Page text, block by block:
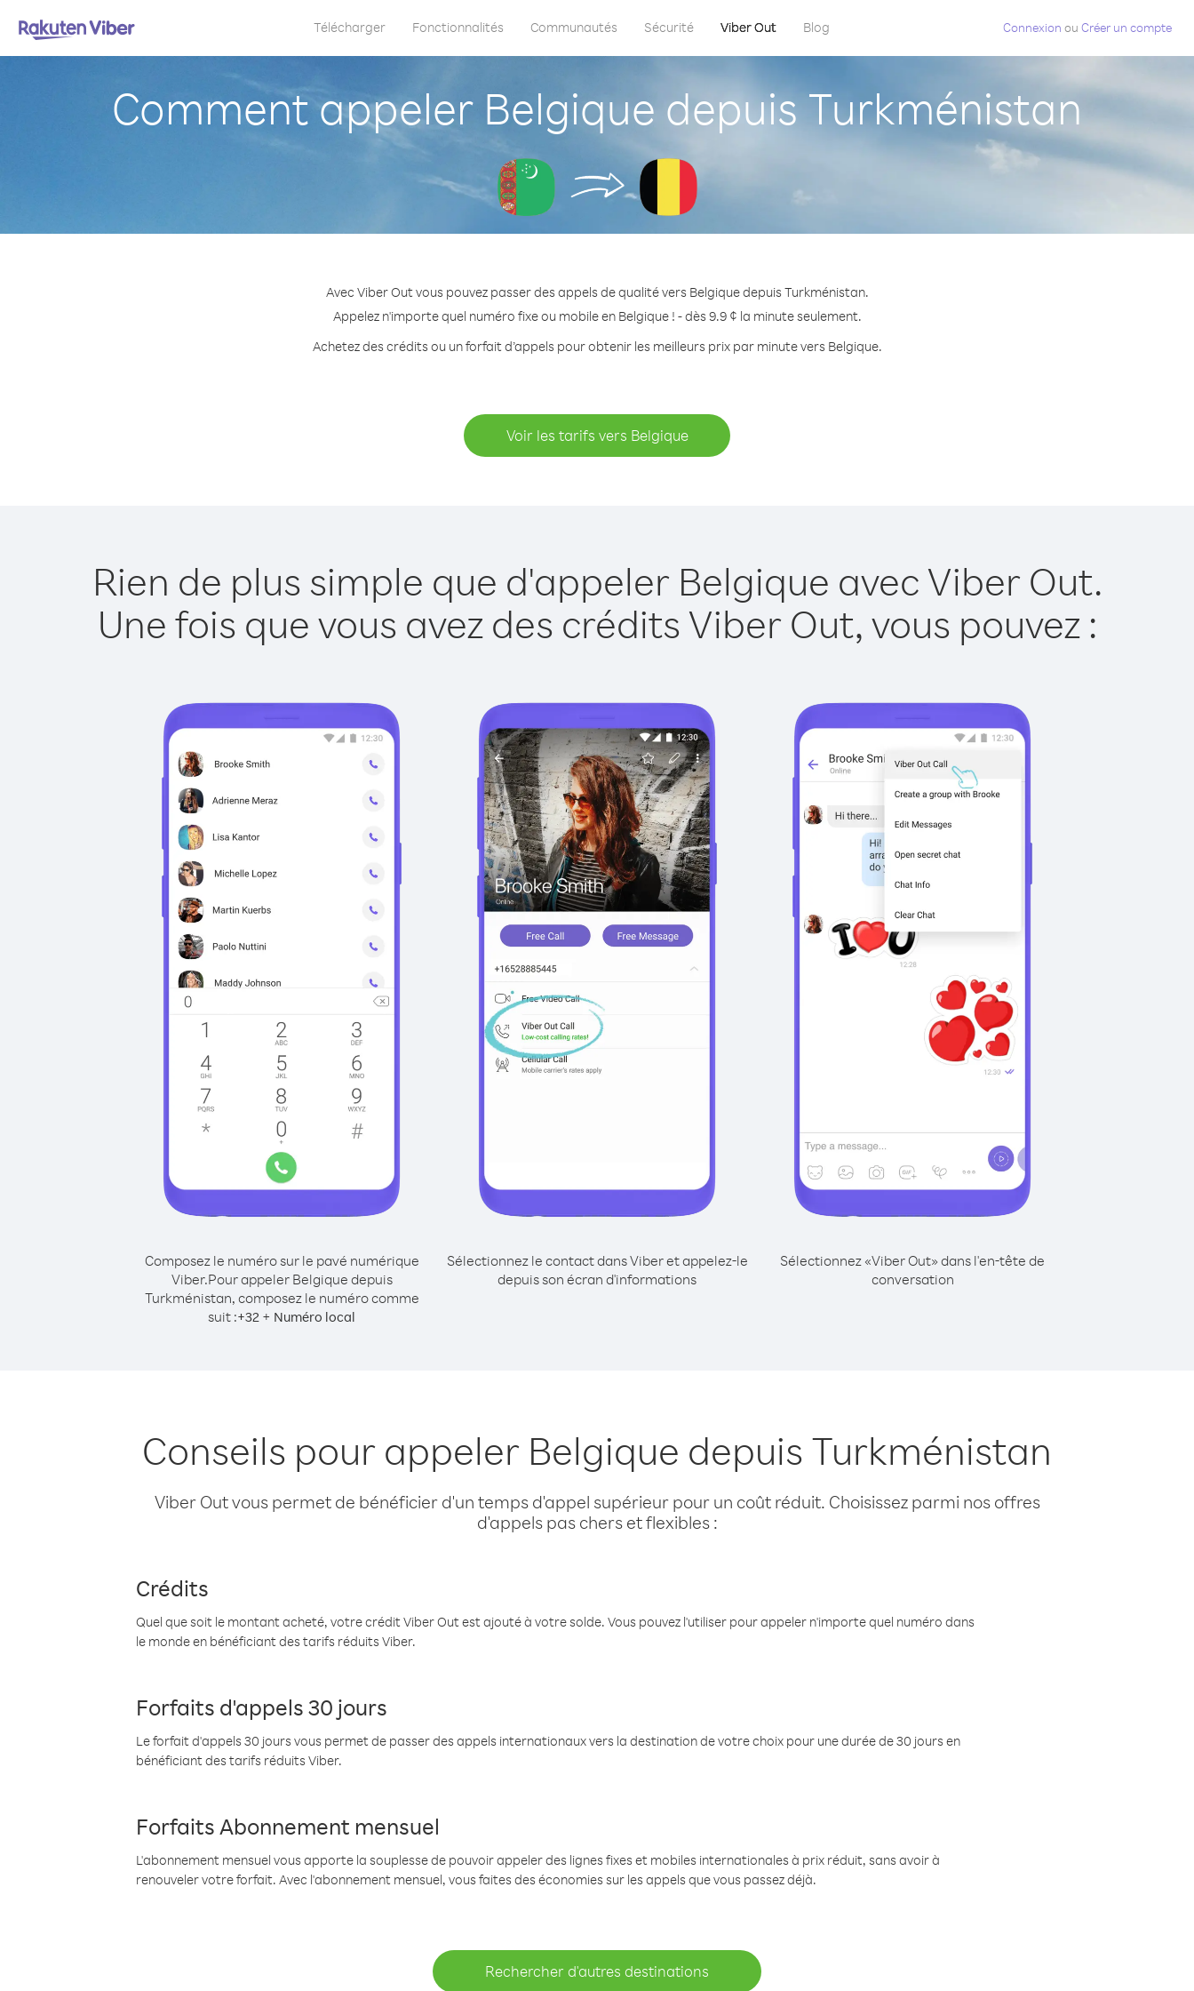
Télécharger Fonctionnalités Communautés Sécurité Viber Out Blog Connexion ou Créer un compte
Comment appeler Belgique depuis Turkménistan
Avec Viber Out vous pouvez passer des appels de qualité vers Belgique depuis Turkménistan.
Appelez n'importe quel numéro fixe ou mobile en Belgique ! - dès 9.9 ¢ la minute seulement.
Achetez des crédits ou un forfait d’appels pour obtenir les meilleurs prix par minute vers Belgique.
Voir les tarifs vers Belgique
Rien de plus simple que d'appeler Belgique avec Viber Out.
Une fois que vous avez des crédits Viber Out, vous pouvez :
Composez le numéro sur le pavé numérique
Viber.Pour appeler Belgique depuis
Turkménistan, composez le numéro comme
suit :+32 + Numéro local
Sélectionnez le contact dans Viber et appelez-le
depuis son écran d'informations
Sélectionnez «Viber Out» dans l'en-tête de
conversation
Conseils pour appeler Belgique depuis Turkménistan
Viber Out vous permet de bénéficier d'un temps d'appel supérieur pour un coût réduit. Choisissez parmi nos offres
d'appels pas chers et flexibles :
Crédits
Quel que soit le montant acheté, votre crédit Viber Out est ajouté à votre solde. Vous pouvez l'utiliser pour appeler n'importe quel numéro dans
le monde en bénéficiant des tarifs réduits Viber.
Forfaits d'appels 30 jours
Le forfait d'appels 30 jours vous permet de passer des appels internationaux vers la destination de votre choix pour une durée de 30 jours en
bénéficiant des tarifs réduits Viber.
Forfaits Abonnement mensuel
L'abonnement mensuel vous apporte la souplesse de pouvoir appeler des lignes fixes et mobiles internationales à prix réduit, sans avoir à
renouveler votre forfait. Avec l'abonnement mensuel, vous faites des économies sur les appels que vous passez déjà.
Rechercher d'autres destinations